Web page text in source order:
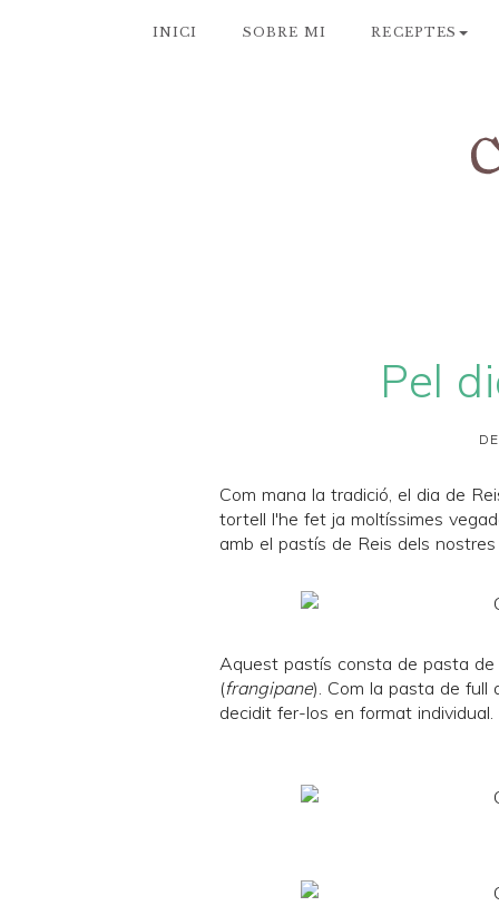
INICI SOBRE MI RECEPTES
Pel
Com mana la tradició, el dia de
tortell l'he fet ja moltíssimes
amb el pastís de Reis dels
Aquest pastís consta de pasta de
(frangipane). Com la pasta de full
decidit fer-los en format individual.